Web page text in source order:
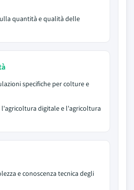
quantità e qualità delle
specifiche per colture e
l'agricoltura digitale e l'agricoltura
e conoscenza tecnica degli